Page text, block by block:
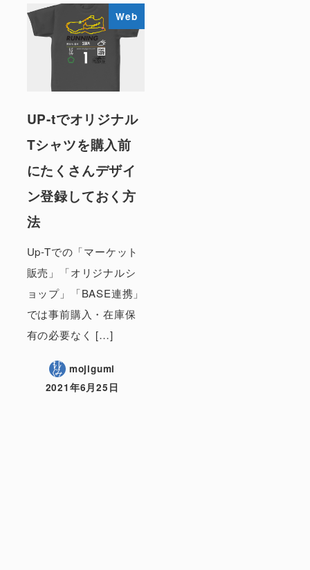
Web
UP-tでオリジナル
Tシャツを購入前
にたくさんデザイ
ン登録しておく方
法
Up-Tでの「マーケット
販売」「オリジナルシ
ョップ」「BASE連携」
では事前購入・在庫保
有の必要なく […]
mojigumi
2021年6月25日